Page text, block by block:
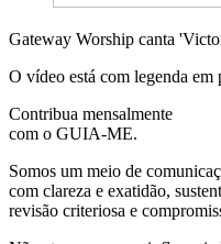
Gateway Worship canta
O vídeo está com legenda em
Contribua mensalmente
com o GUIA-ME.
Somos um meio de
com clareza e exatidão,
revisão criteriosa e